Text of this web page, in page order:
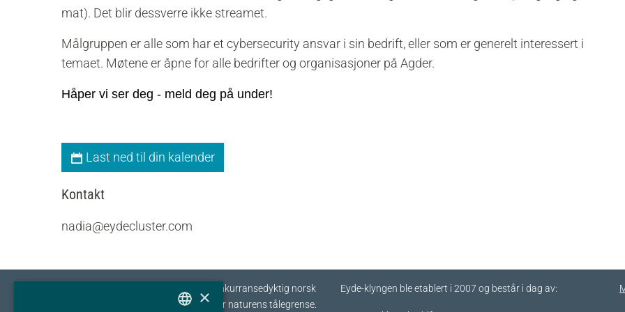
mat). Det blir dessverre ikke streamet.
Målgruppen er alle som har et cybersecurity ansvar i sin bedrift, eller som er generelt interessert i
temaet. Møtene er åpne for alle bedrifter og organisasjoner på Agder.
Håper vi ser deg - meld deg på under!
Last ned til din kalender
Kontakt
nadia@eydecluster.com
Eyde-klyngen skal sikre tilvekst og konkurransedyktig norsk
prosessindustri som opererer innenfor naturens tålegrense.
Eyde-klyngen ble etablert i 2007 og består i dag av:
×